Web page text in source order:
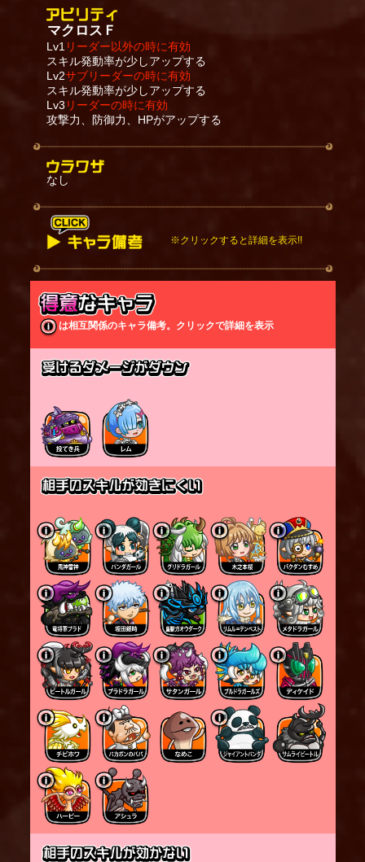
マクロスＦ
Lv1 リーダー以外の時に有効
スキル発動率が少しアップする
Lv2サブリーダーの時に有効
スキル発動率が少しアップする
Lv3 リーダーの時に有効
攻撃力、防御力、HPがアップする
なし
※クリックすると詳細を表示!!
【CV】ランカ・リー：中島愛/シェリル・ノーム：遠
藤綾
スキルが発動すると、空に飛びながら後退し、範囲
内の敵１体をロックオンする。
空の敵もロックオンする。
ロックオンした敵の周囲ランダムな位置にミサイル
を発射し、
地空範囲の敵にダメージを与える。
大型キャラを最優先で狙い、以降コストが高いキャ
ラを優先して狙う。
剣士は狙われづらい。
複数のミサイルダメージが同一の敵に当たった場
２発目以降のミサイルで与えるダメージが減少す
る。
は相互関係のキャラ備考。クリックで詳細を表示